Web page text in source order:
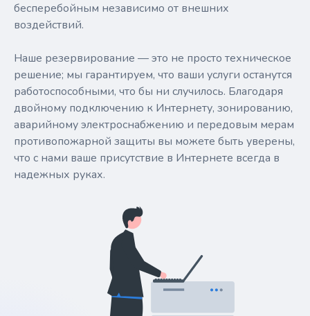
бесперебойным независимо от внешних
воздействий.
Наше резервирование — это не просто техническое
решение; мы гарантируем, что ваши услуги останутся
работоспособными, что бы ни случилось. Благодаря
двойному подключению к Интернету, зонированию,
аварийному электроснабжению и передовым мерам
противопожарной защиты вы можете быть уверены,
что с нами ваше присутствие в Интернете всегда в
надежных руках.